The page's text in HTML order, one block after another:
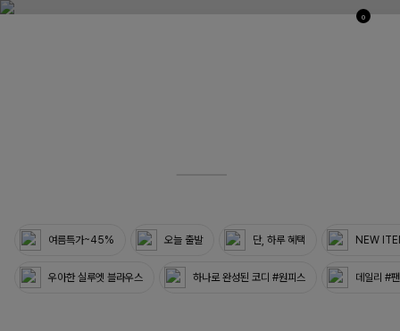
0
여름특가~45% 오늘 출발 단, 하루 혜택 NEW
우아한 실루엣 블라우스 하나로 완성된 코디 #원피스 데일리 #